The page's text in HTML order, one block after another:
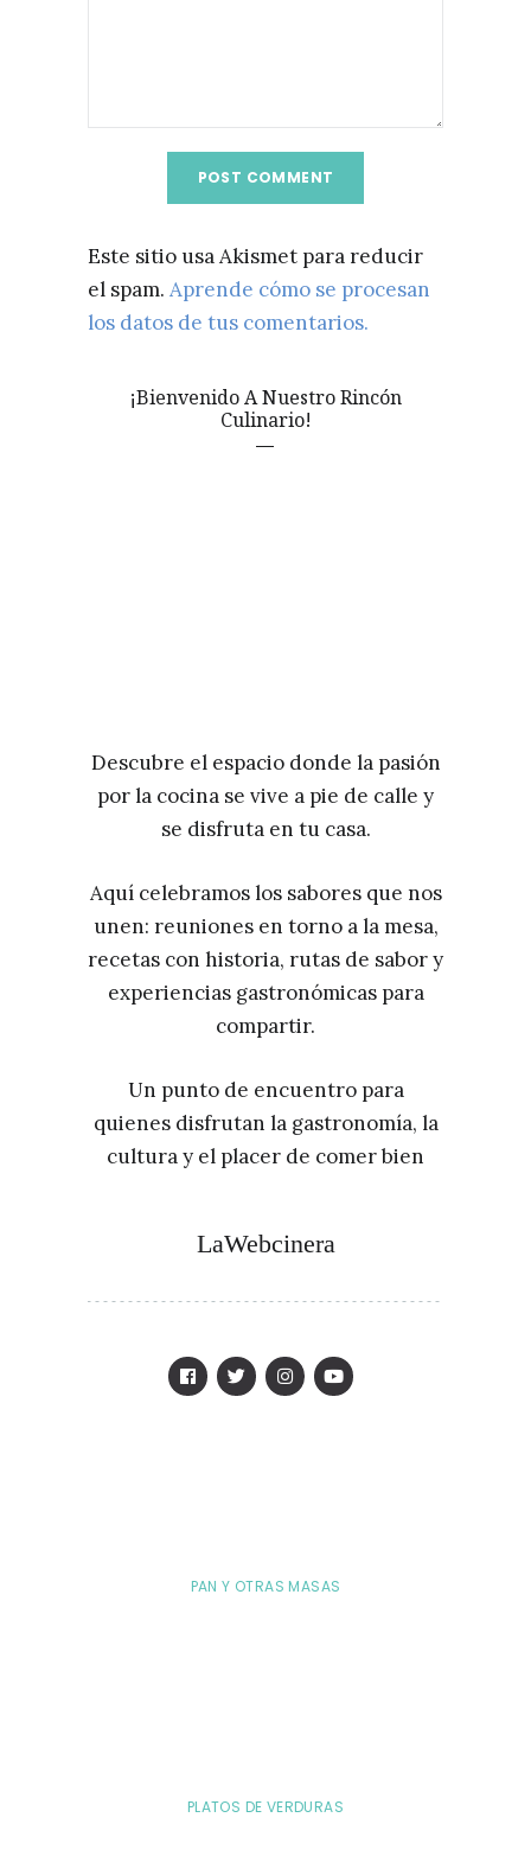
Este sitio usa Akismet para reducir
el spam. Aprende cómo se procesan
los datos de tus comentarios.
¡Bienvenido A Nuestro Rincón
Culinario!
Descubre el espacio donde la pasión
por la cocina se vive a pie de calle y
se disfruta en tu casa.
Aquí celebramos los sabores que nos
unen: reuniones en torno a la mesa,
recetas con historia, rutas de sabor y
experiencias gastronómicas para
compartir.
Un punto de encuentro para
quienes disfrutan la gastronomía, la
cultura y el placer de comer bien
LaWebcinera
PAN Y OTRAS MASAS
PLATOS DE VERDURAS